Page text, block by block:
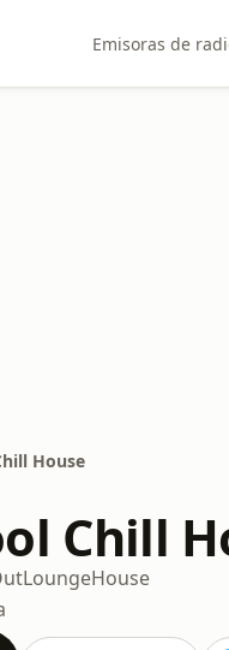
Emisoras de
House
Chill
LoungeHouse